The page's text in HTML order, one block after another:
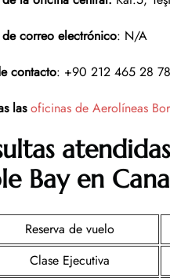
correo electrónico: N/A
contacto: +90 212 465 28 78
las oficinas de Aerolíneas
Bay en
Reserva de vuelo
Clase Ejecutiva